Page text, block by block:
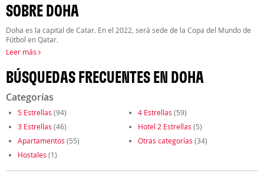
SOBRE DOHA
Doha es la capital de Catar. En el 2022, será sede de la Copa del Mundo de
Fútbol en Qatar.
Leer más
BÚSQUEDAS FRECUENTES EN DOHA
Categorías
5 Estrellas (94) 4 Estrellas (59)
3 Estrellas (46) Hotel 2 Estrellas (5)
Apartamentos (55) Otras categorías (34)
Hostales (1)